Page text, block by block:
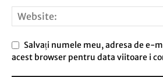
Salvați numele meu, adresa de e-
acest browser pentru data viitoare i